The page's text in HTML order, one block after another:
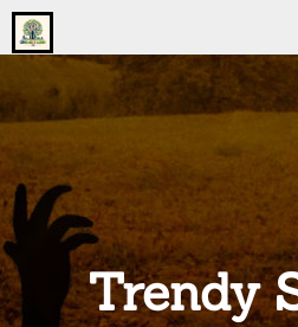
Go
to
home
page
onsgrotegezin.nl
Trendy